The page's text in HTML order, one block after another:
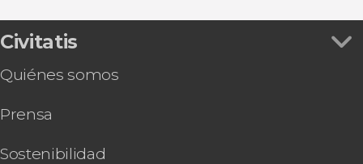
Kansai Area Pass
Tour privado por Miyajima
Civitatis
Quiénes somos
Prensa
Sostenibilidad